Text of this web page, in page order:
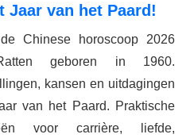
Jaar van het Paard!
Chinese horoscoop 2026
geboren in 1960.
kansen en uitdagingen
van het Paard. Praktische
voor carrière, liefde,